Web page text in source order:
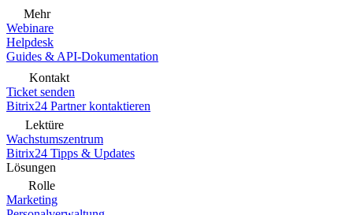
Mehr
Webinare
Helpdesk
Guides & API-Dokumentation
Kontakt
Ticket senden
Bitrix24 Partner kontaktieren
Lektüre
Wachstumszentrum
Bitrix24 Tipps & Updates
Lösungen
Rolle
Marketing